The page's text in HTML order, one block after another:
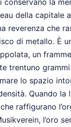
della capitale
reverenza che
di metallo. È
un
trentuno
lo spazio
Quando la
raffigurano
l’oro